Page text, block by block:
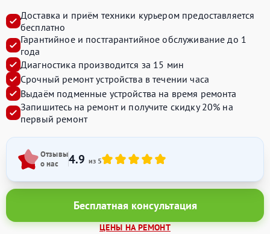
Доставка и приём техники курьером предоставляется
бесплатно
Гарантийное и постгарантийное обслуживание до 1
года
Диагностика производится за 15 мин
Срочный ремонт устройства в течении часа
Выдаём подменные устройства на время ремонта
Запишитесь на ремонт и получите скидку 20% на
первый ремонт
Отзывы
о нас
4.9 из 5
Бесплатная консультация
ЦЕНЫ НА РЕМОНТ